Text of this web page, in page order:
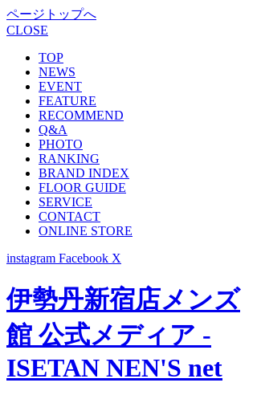
ページトップへ
CLOSE
TOP
NEWS
EVENT
FEATURE
RECOMMEND
Q&A
PHOTO
RANKING
BRAND INDEX
FLOOR GUIDE
SERVICE
CONTACT
ONLINE STORE
instagram Facebook X
伊勢丹新宿店メンズ
館 公式メディア -
ISETAN NEN'S net